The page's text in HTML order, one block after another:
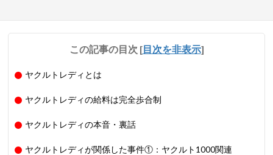
この記事の目次 [目次を非表示]
ヤクルトレディとは
ヤクルトレディの給料は完全歩合制
ヤクルトレディの本音・裏話
ヤクルトレディが関係した事件①：ヤクルト1000関連